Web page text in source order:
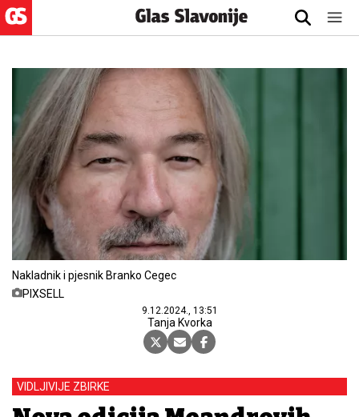
Nakladnik i pjesnik Branko Cegec
PIXSELL
9.12.2024., 13:51
Tanja Kvorka
VIDLJIVIJE ZBIRKE